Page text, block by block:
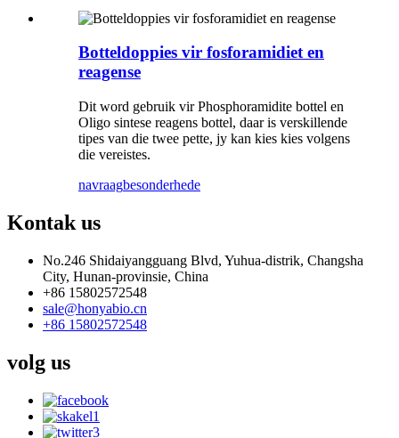
Botteldoppies vir fosforamidiet en
reagense
Dit word gebruik vir Phosphoramidite bottel en
Oligo sintese reagens bottel, daar is verskillende
tipes van die twee pette, jy kan kies kies volgens
die vereistes.
navraagbesonderhede
Kontak us
No.246 Shidaiyangguang Blvd, Yuhua-distrik, Changsha
City, Hunan-provinsie, China
+86 15802572548
sale@honyabio.cn
+86 15802572548
volg us